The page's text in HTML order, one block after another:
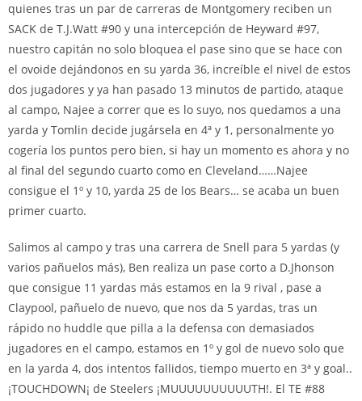
quienes tras un par de carreras de Montgomery reciben un
SACK de T.J.Watt #90 y una intercepción de Heyward #97,
nuestro capitán no solo bloquea el pase sino que se hace con
el ovoide dejándonos en su yarda 36, increíble el nivel de estos
dos jugadores y ya han pasado 13 minutos de partido, ataque
al campo, Najee a correr que es lo suyo, nos quedamos a una
yarda y Tomlin decide jugársela en 4ª y 1, personalmente yo
cogería los puntos pero bien, si hay un momento es ahora y no
al final del segundo cuarto como en Cleveland……Najee
consigue el 1º y 10, yarda 25 de los Bears… se acaba un buen
primer cuarto.
Salimos al campo y tras una carrera de Snell para 5 yardas (y
varios pañuelos más), Ben realiza un pase corto a D.Jhonson
que consigue 11 yardas más estamos en la 9 rival , pase a
Claypool, pañuelo de nuevo, que nos da 5 yardas, tras un
rápido no huddle que pilla a la defensa con demasiados
jugadores en el campo, estamos en 1º y gol de nuevo solo que
en la yarda 4, dos intentos fallidos, tiempo muerto en 3ª y goal..
¡TOUCHDOWN¡ de Steelers ¡MUUUUUUUUUUTH!. El TE #88